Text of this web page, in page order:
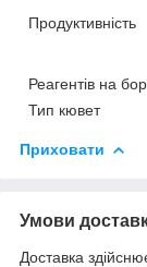
Продуктивність
Реагентів на
Тип кювет
Приховати
Умови
Доставка